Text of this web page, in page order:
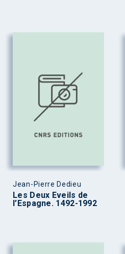
Jean-Pierre Dedieu
Les Deux Eveils de
l’Espagne. 1492-1992